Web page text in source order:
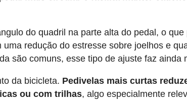
do quadril na parte alta do pedal, o
redução do estresse sobre joelhos e
são comuns, esse tipo de ajuste faz ainda
da bicicleta. Pedivelas mais curtas
ou com trilhas, algo especialmente